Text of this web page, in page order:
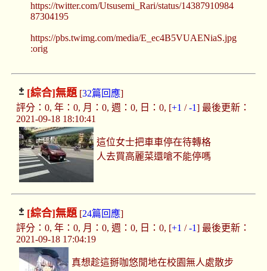
https://twitter.com/Utsusemi_Rari/status/14387910984
87304195
https://pbs.twimg.com/media/E_ec4B5VUAENiaS.jpg
:orig
[綜合]無題[32篇回應]
評分：0, 年：0, 月：0, 週：0, 日：0, [+1 /-1] 最後更新：
2021-09-18 18:10:41
這位女士把車車停在待轉格
人去買高麗菜還嗆不能停嗎
[綜合]無題[24篇回應]
評分：0, 年：0, 月：0, 週：0, 日：0, [+1 /-1] 最後更新：
2021-09-18 17:04:19
真想趁這掰咖悠閒地在校園無人處散步